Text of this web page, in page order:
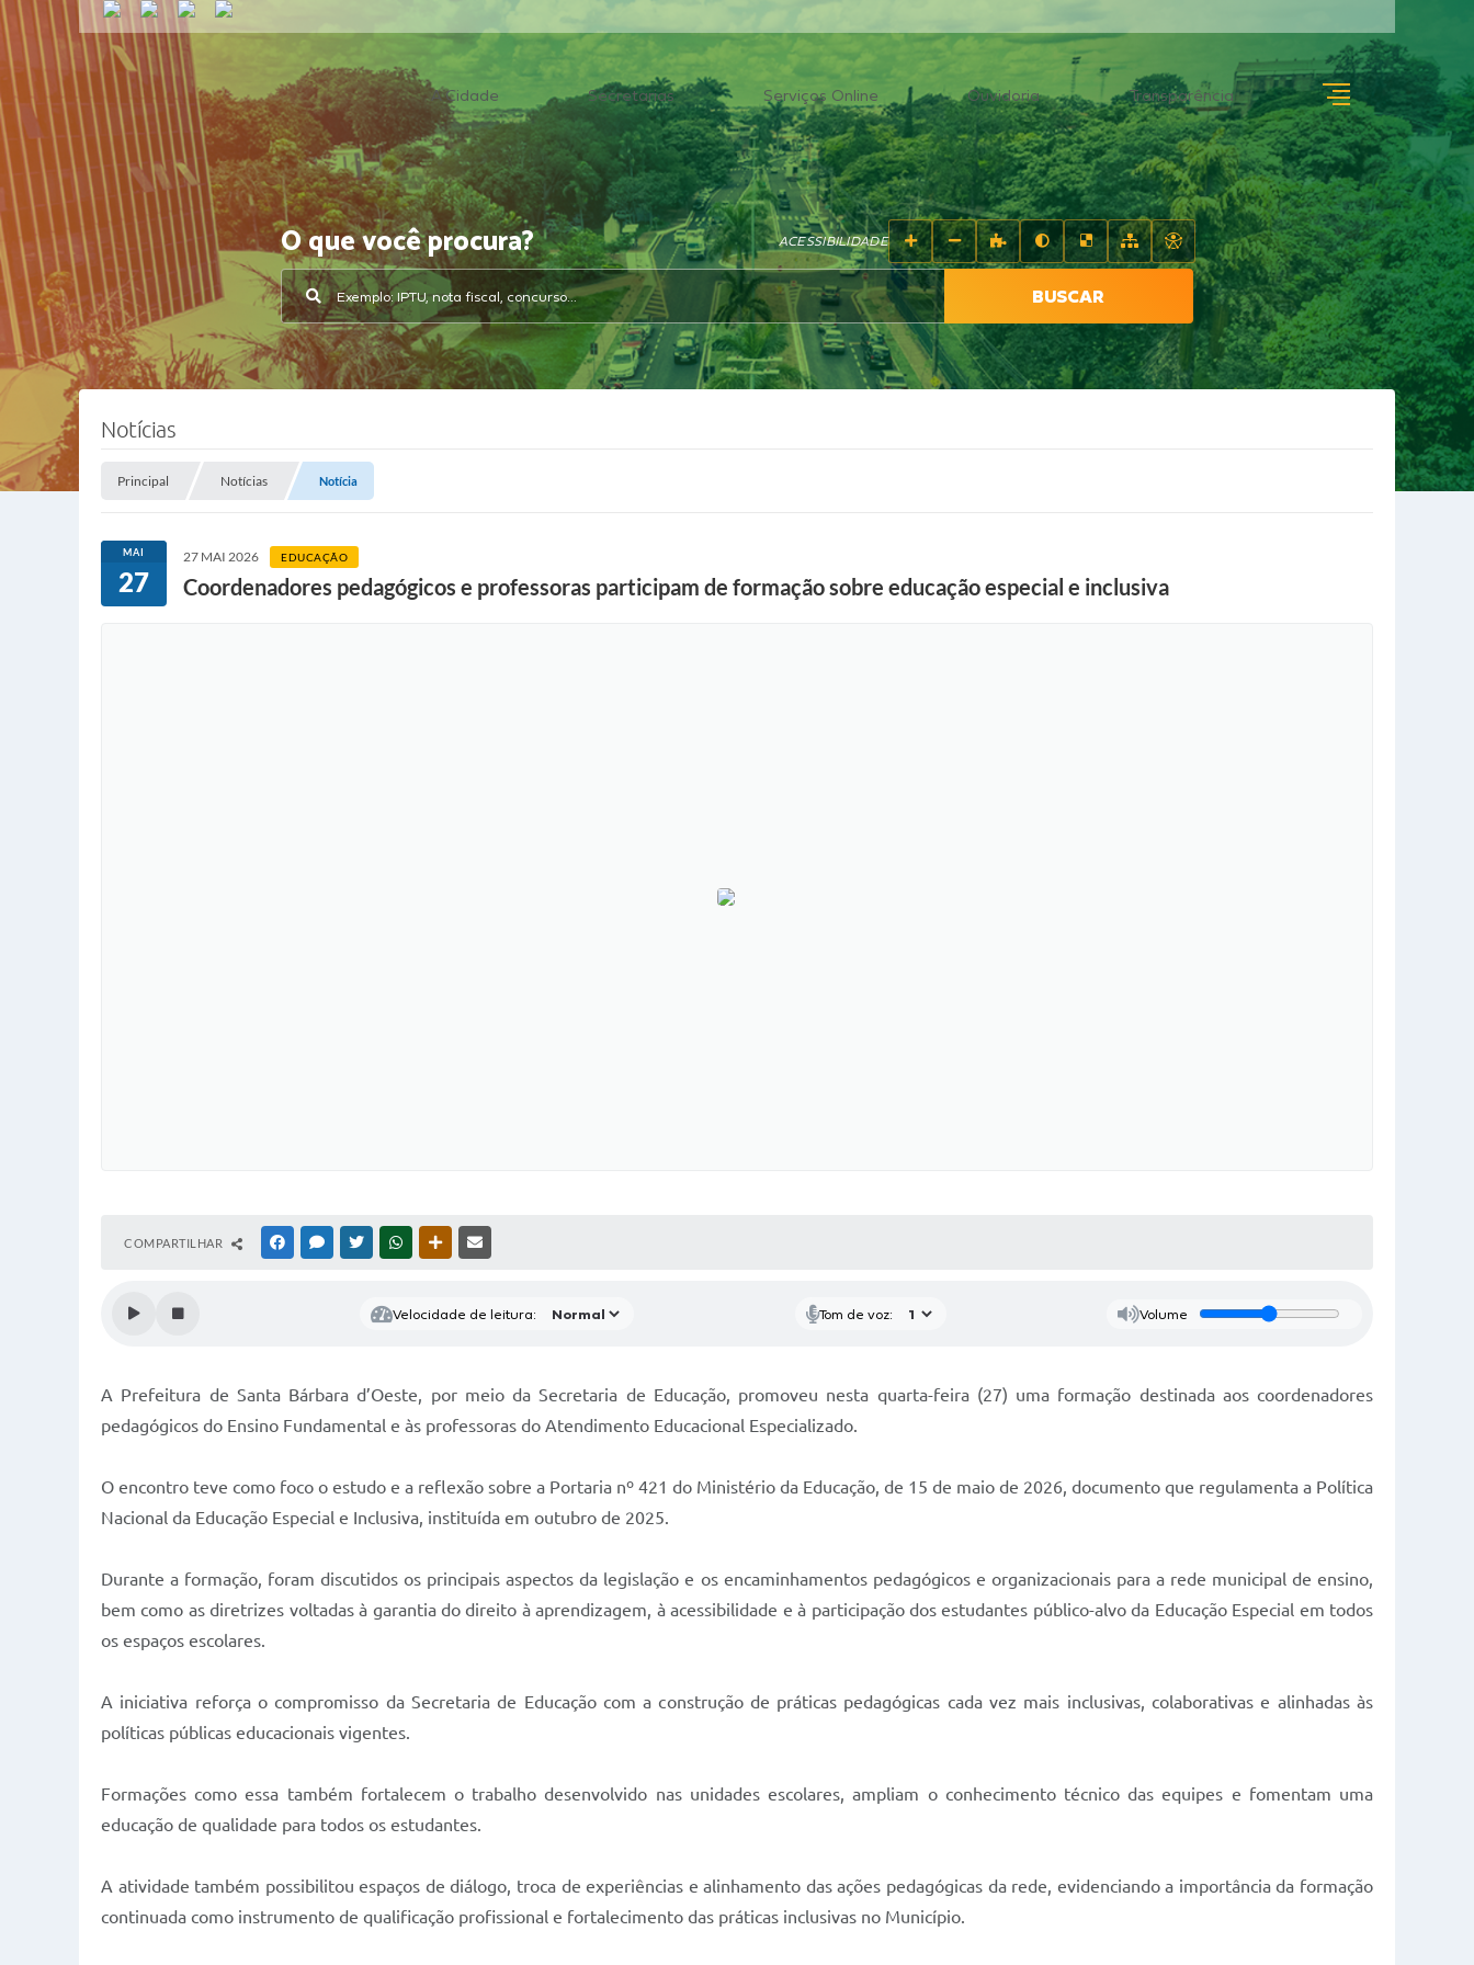
A Cidade Secretarias Serviços Online Ouvidoria Transparência
O que você procura?
BUSCAR
ACESSIBILIDADE
Notícias
Principal Notícias Notícia
MAI
27
27 MAI 2026 EDUCAÇÃO
Coordenadores pedagógicos e professoras participam de formação sobre educação especial e inclusiva
COMPARTILHAR FACEBOOKMESSENGER
TWITTERWHATSAPPOUTRAS MÍDIAS
Velocidade de leitura: Tom de voz: Volume
A Prefeitura de Santa Bárbara d’Oeste, por meio da Secretaria de Educação, promoveu nesta quarta-feira (27) uma formação destinada aos coordenadores
pedagógicos do Ensino Fundamental e às professoras do Atendimento Educacional Especializado.
O encontro teve como foco o estudo e a reflexão sobre a Portaria nº 421 do Ministério da Educação, de 15 de maio de 2026, documento que regulamenta a Política
Nacional da Educação Especial e Inclusiva, instituída em outubro de 2025.
Durante a formação, foram discutidos os principais aspectos da legislação e os encaminhamentos pedagógicos e organizacionais para a rede municipal de ensino,
bem como as diretrizes voltadas à garantia do direito à aprendizagem, à acessibilidade e à participação dos estudantes público-alvo da Educação Especial em todos
os espaços escolares.
A iniciativa reforça o compromisso da Secretaria de Educação com a construção de práticas pedagógicas cada vez mais inclusivas, colaborativas e alinhadas às
políticas públicas educacionais vigentes.
Formações como essa também fortalecem o trabalho desenvolvido nas unidades escolares, ampliam o conhecimento técnico das equipes e fomentam uma
educação de qualidade para todos os estudantes.
A atividade também possibilitou espaços de diálogo, troca de experiências e alinhamento das ações pedagógicas da rede, evidenciando a importância da formação
continuada como instrumento de qualificação profissional e fortalecimento das práticas inclusivas no Município.